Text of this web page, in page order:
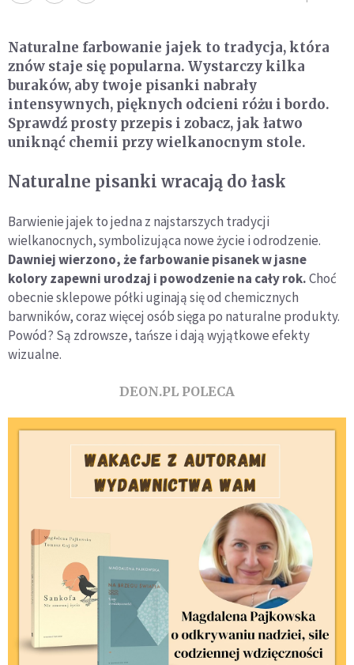
Naturalne farbowanie jajek to tradycja, która
znów staje się popularna. Wystarczy kilka
buraków, aby twoje pisanki nabrały
intensywnych, pięknych odcieni różu i bordo.
Sprawdź prosty przepis i zobacz, jak łatwo
uniknąć chemii przy wielkanocnym stole.
Naturalne pisanki wracają do łask
Barwienie jajek to jedna z najstarszych tradycji
wielkanocnych, symbolizująca nowe życie i odrodzenie.
Dawniej wierzono, że farbowanie pisanek w jasne
kolory zapewni urodzaj i powodzenie na cały rok.Choć
obecnie sklepowe półki uginają się od chemicznych
barwników, coraz więcej osób sięga po naturalne produkty.
Powód? Są zdrowsze, tańsze i dają wyjątkowe efekty
wizualne.
DEON.PL POLECA